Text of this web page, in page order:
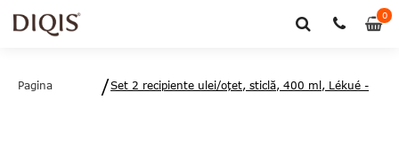
00
Pagina
Set 2 recipiente ulei/oțet, sticlă, 400 ml, Lékué -